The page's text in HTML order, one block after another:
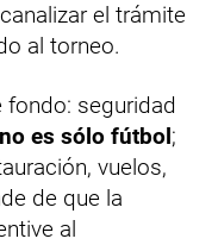
el trámite
al torneo.
fondo: seguridad
es sólo fútbol;
vuelos,
de que la
al